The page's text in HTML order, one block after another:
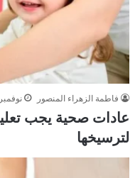
فاطمة الزهراء المنصور نوفمبر 26,
عادات صحية يجب
لترسيخها